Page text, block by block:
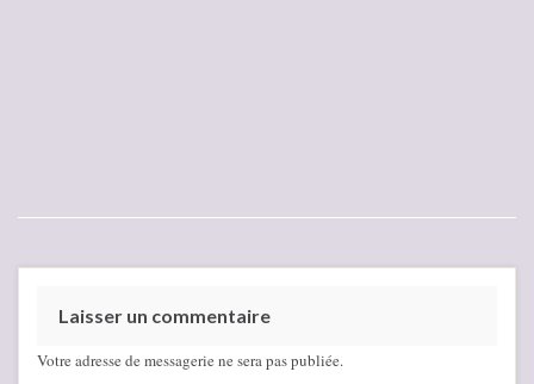
Laisser un commentaire
Votre adresse de messagerie ne sera pas publiée.